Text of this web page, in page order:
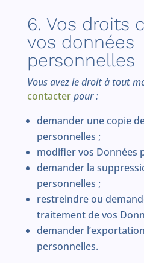
6. Vos droits
vos données
personnelles
Vous avez le droit à tout
contacterpour :
demander une copie
personnelles ;
modifier vos Données
demander la
personnelles ;
restreindre ou
traitement de vos
demander
personnelles.